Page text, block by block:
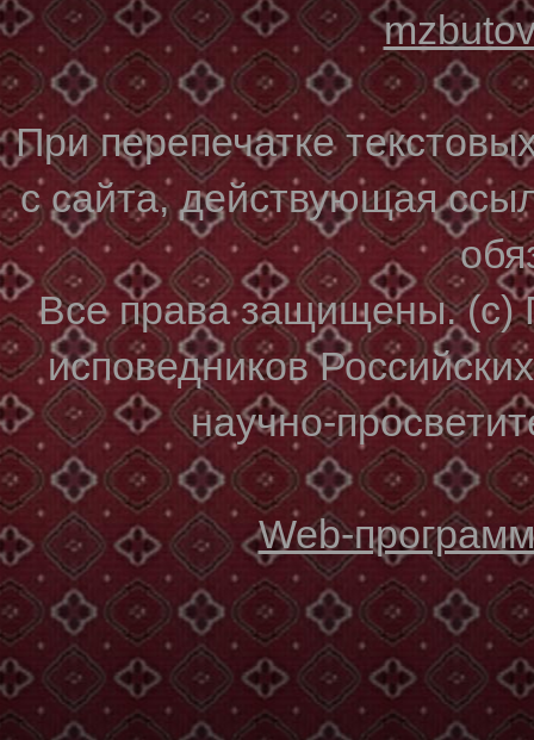
При перепечатке
с сайта, действующая
Все права защищены. (с)
исповедников
научно-
Web-